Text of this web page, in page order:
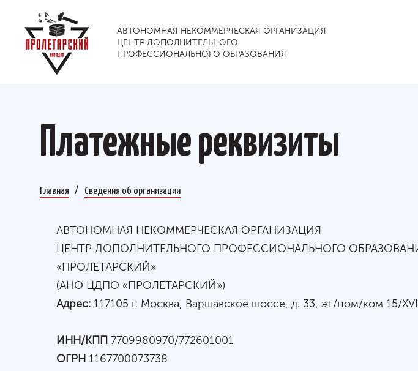
АВТОНОМНАЯ НЕКОММЕРЧЕСКАЯ ОРГАНИЗАЦИЯ
ЦЕНТР ДОПОЛНИТЕЛЬНОГО
ПРОФЕССИОНАЛЬНОГО ОБРАЗОВАНИЯ
Платежные реквизиты
Главная Сведения об организации
АВТОНОМНАЯ НЕКОММЕРЧЕСКАЯ ОРГАНИЗАЦИЯ
ЦЕНТР ДОПОЛНИТЕЛЬНОГО ПРОФЕССИОНАЛЬНОГО
«ПРОЛЕТАРСКИЙ»
(АНО ЦДПО «ПРОЛЕТАРСКИЙ»)
Адрес: 117105 г. Москва, Варшавское шоссе, д. 33, эт/пом/ком 15/
ИНН/КПП 7709980970/772601001
ОГРН 1167700073738